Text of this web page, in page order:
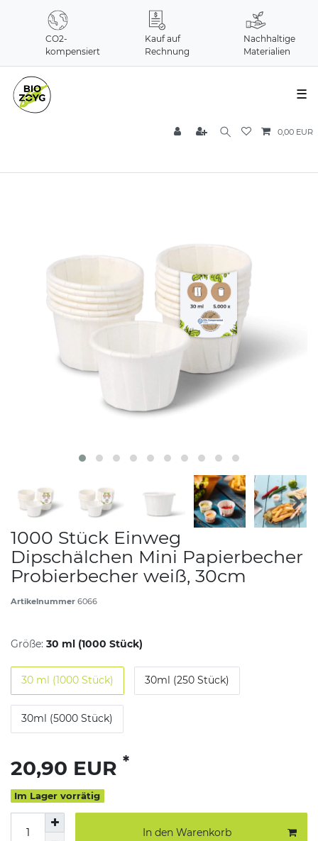
CO2-
kompensiert
Kauf auf
Rechnung
Nachhaltige
Materialien
☰
0,00 EUR
1000 Stück Einweg
Dipschälchen Mini Papierbecher
Probierbecher weiß, 30cm
Artikelnummer 6066
Größe: 30 ml (1000 Stück)
30 ml (1000 Stück) 30ml (250 Stück)
30ml (5000 Stück)
20,90 EUR *
Im Lager vorrätig
In den Warenkorb